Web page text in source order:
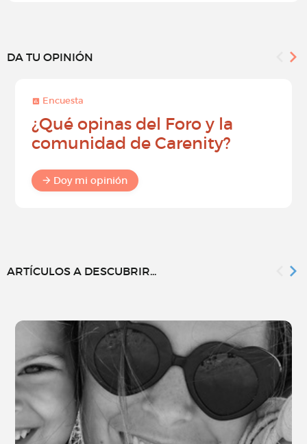
DA TU OPINIÓN
Encuesta
¿Qué opinas del Foro y la
comunidad de Carenity?
Doy mi opinión
ARTÍCULOS A DESCUBRIR...